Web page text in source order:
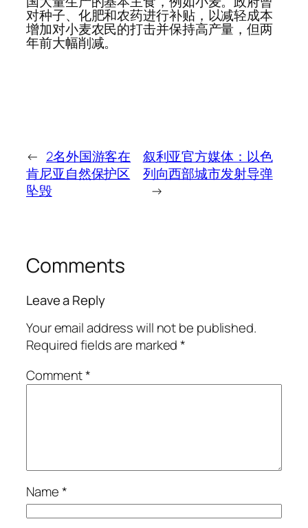
对种子、化肥和农药进行补贴，以减轻成本
增加对小麦农民的打击并保持高产量，但两
年前大幅削减。
← 2名外国游客在
肯尼亚自然保护区
坠毁
叙利亚官方媒体：以色
列向西部城市发射导弹
→
Comments
Leave a Reply
Your email address will not be published.
Required fields are marked*
Comment*
Name*